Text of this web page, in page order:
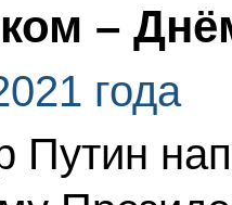
–
года
Путин